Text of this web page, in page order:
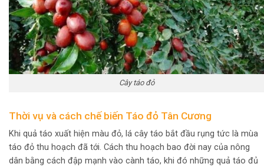
Cây táo đỏ
Thời vụ và cách chế biến Táo đỏ Tân Cương
Khi quả táo xuất hiện màu đỏ, lá cây táo bắt đầu rụng tức là mùa
táo đỏ thu hoạch đã tới. Cách thu hoạch bao đời nay của nông
dân bằng cách đập mạnh vào cành táo, khi đó những quả táo đủ